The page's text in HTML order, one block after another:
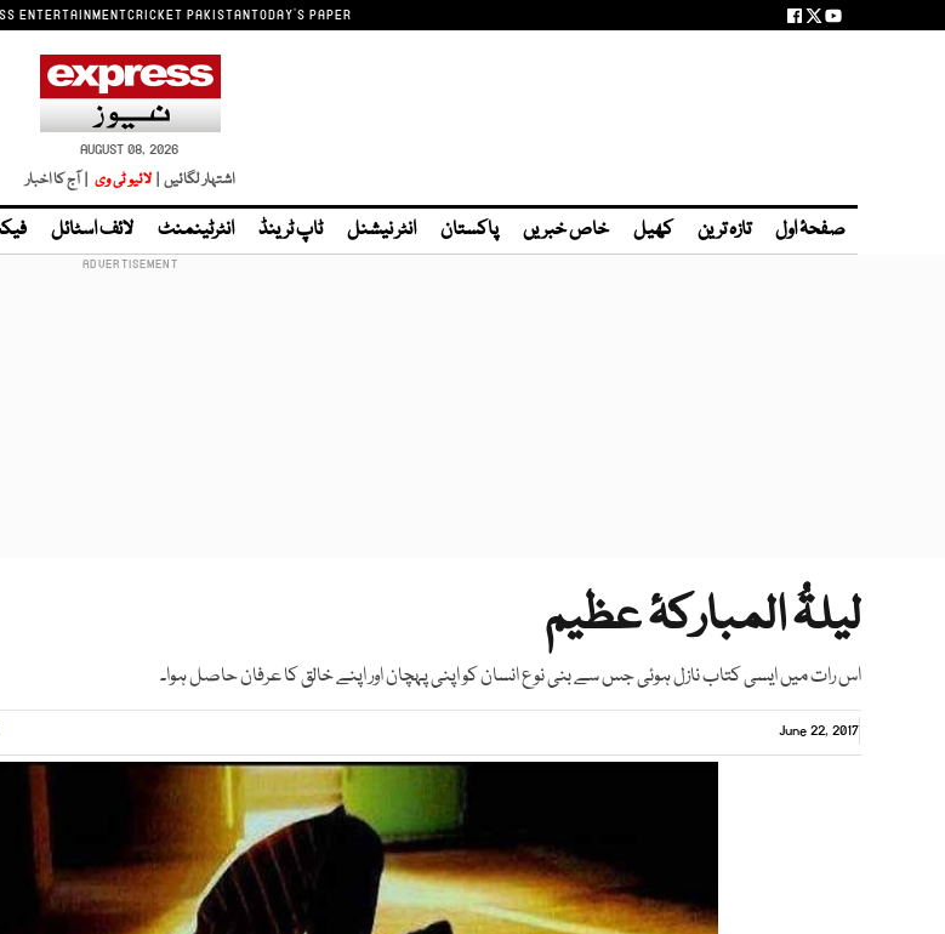
ENTERTAINMENTCRICKET PAKISTANTODAY'S PAPER
AUGUST 08, 2026
اشتہار لگائیں | لائیو ٹی وی | آج کا اخبار
صفحۂ اول تازہ ترین کھیل خاص خبریں پاکستان انٹر نیشنل ٹاپ ٹرینڈ انٹرٹینمنٹ لائف اسٹائل
لیلۃُ المبارکۂ عظیم
اس رات میں ایسی کتاب نازل ہوئی جس سے بنی نوع انسان کو اپنی پہچان اور اپنے خالق کا عرفان حاصل ہوا۔
June 22, 2017